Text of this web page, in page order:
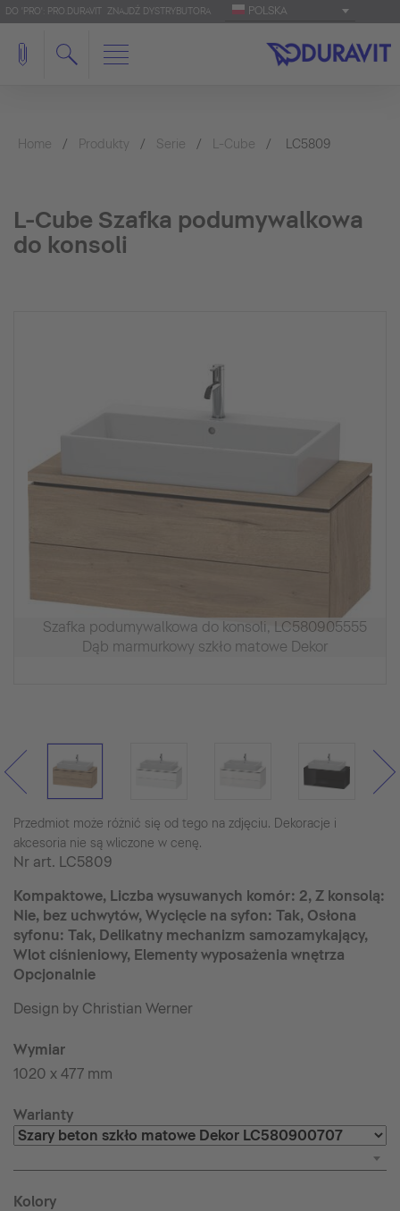
DO 'PRO': PRO.DURAVIT ZNAJDŹ DYSTRYBUTORA POLSKA
Home Produkty Serie L-Cube LC5809
L-Cube Szafka podumywalkowa
do konsoli
Szafka podumywalkowa do konsoli, LC580905555
Dąb marmurkowy szkło matowe Dekor
Przedmiot może różnić się od tego na zdjęciu. Dekoracje i
akcesoria nie są wliczone w cenę.
Nr art. LC5809
Kompaktowe, Liczba wysuwanych komór: 2, Z konsolą:
Nie, bez uchwytów, Wycięcie na syfon: Tak, Osłona
syfonu: Tak, Delikatny mechanizm samozamykający,
Wlot ciśnieniowy, Elementy wyposażenia wnętrza
Opcjonalnie
Design by Christian Werner
Wymiar
1020 x 477 mm
Warianty
Kolory